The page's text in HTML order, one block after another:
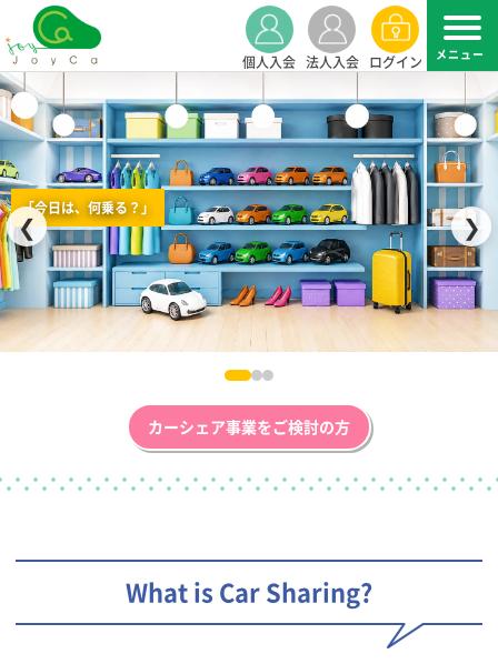
個人入会 法人入会 ログイン
「今日は、何乗る？」
❮ ❯
カーシェア事業をご検討の方
What is Car Sharing?